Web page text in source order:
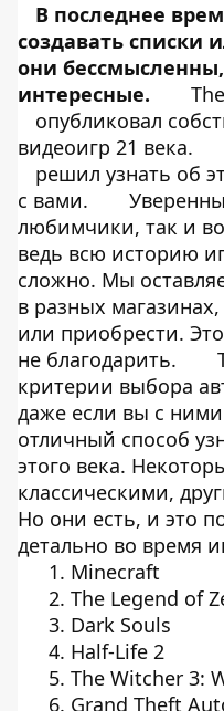
В последнее
создавать списки
они
интересные.
опубликовал
видеоигр 21 века.
решил узнать об
с вами.
любимчики, так и
ведь всю историю
сложно. Мы
в разных
или приобрести.
не благодарить.
критерии выбора
даже если вы с ними
отличный способ
этого века.
классическими,
Но они есть, и это
детально во время
Minecraft
The Legend of
Dark Souls
Half-Life 2
The Witcher 3:
Grand Theft